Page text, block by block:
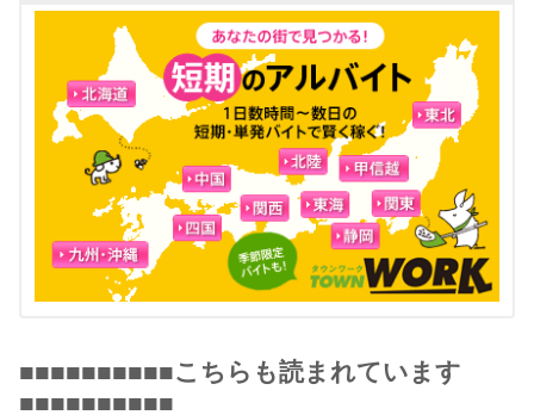
■■■■■■■■■■こちらも読まれています
■■■■■■■■■■